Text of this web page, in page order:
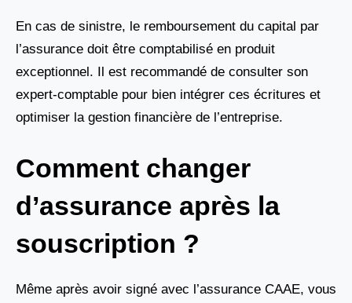
En cas de sinistre, le remboursement du capital par
l’assurance doit être comptabilisé en produit
exceptionnel. Il est recommandé de consulter son
expert-comptable pour bien intégrer ces écritures et
optimiser la gestion financière de l’entreprise.
Comment changer
d’assurance après la
souscription ?
Même après avoir signé avec l’assurance CAAE, vous